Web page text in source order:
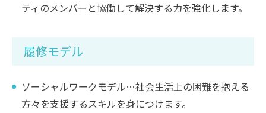
ティのメンバーと協働して解決する力を強化します。
履修モデル
ソーシャルワークモデル…社会生活上の困難を抱える
方々を支援するスキルを身につけます。